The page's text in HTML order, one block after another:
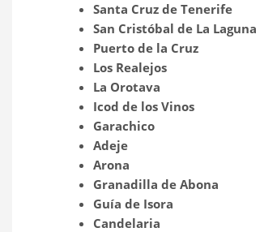
Santa Cruz de Tenerife
San Cristóbal de La Laguna
Puerto de la Cruz
Los Realejos
La Orotava
Icod de los Vinos
Garachico
Adeje
Arona
Granadilla de Abona
Guía de Isora
Candelaria